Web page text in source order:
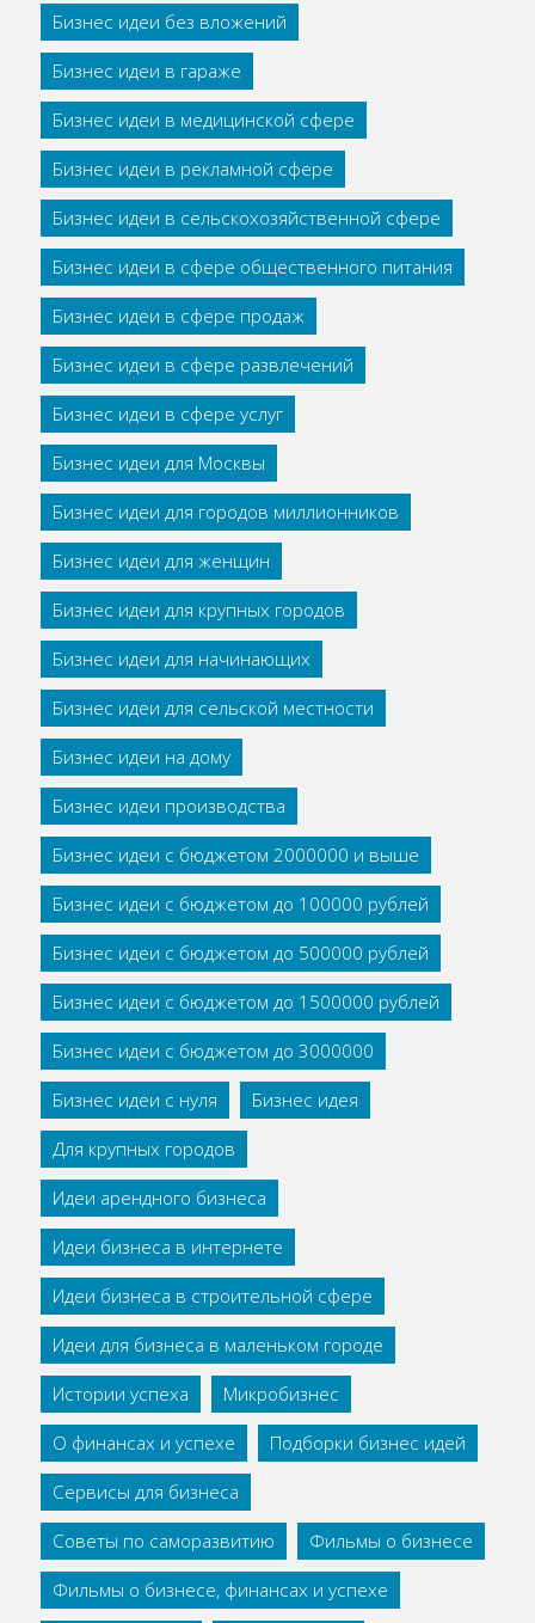
Бизнес идеи без вложений
Бизнес идеи в гараже
Бизнес идеи в медицинской сфере
Бизнес идеи в рекламной сфере
Бизнес идеи в сельскохозяйственной сфере
Бизнес идеи в сфере общественного питания
Бизнес идеи в сфере продаж
Бизнес идеи в сфере развлечений
Бизнес идеи в сфере услуг
Бизнес идеи для Москвы
Бизнес идеи для городов миллионников
Бизнес идеи для женщин
Бизнес идеи для крупных городов
Бизнес идеи для начинающих
Бизнес идеи для сельской местности
Бизнес идеи на дому
Бизнес идеи производства
Бизнес идеи с бюджетом 2000000 и выше
Бизнес идеи с бюджетом до 100000 рублей
Бизнес идеи с бюджетом до 500000 рублей
Бизнес идеи с бюджетом до 1500000 рублей
Бизнес идеи с бюджетом до 3000000
Бизнес идеи с нуля
Бизнес идея
Для крупных городов
Идеи арендного бизнеса
Идеи бизнеса в интернете
Идеи бизнеса в строительной сфере
Идеи для бизнеса в маленьком городе
Истории успеха
Микробизнес
О финансах и успехе
Подборки бизнес идей
Сервисы для бизнеса
Советы по саморазвитию
Фильмы о бизнесе
Фильмы о бизнесе, финансах и успехе